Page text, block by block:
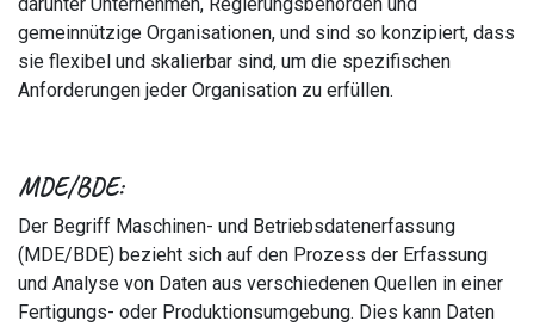
gemeinnützige Organisationen, und sind so konzipiert, dass
sie flexibel und skalierbar sind, um die spezifischen
Anforderungen jeder Organisation zu erfüllen.
MDE/BDE:
Der Begriff Maschinen- und Betriebsdatenerfassung
(MDE/BDE) bezieht sich auf den Prozess der Erfassung
und Analyse von Daten aus verschiedenen Quellen in einer
Fertigungs- oder Produktionsumgebung. Dies kann Daten